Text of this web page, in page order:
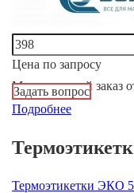
Цена по запросу
Минимальный заказ
Задать вопрос
Подробнее
Термоэтикетки ЭКО